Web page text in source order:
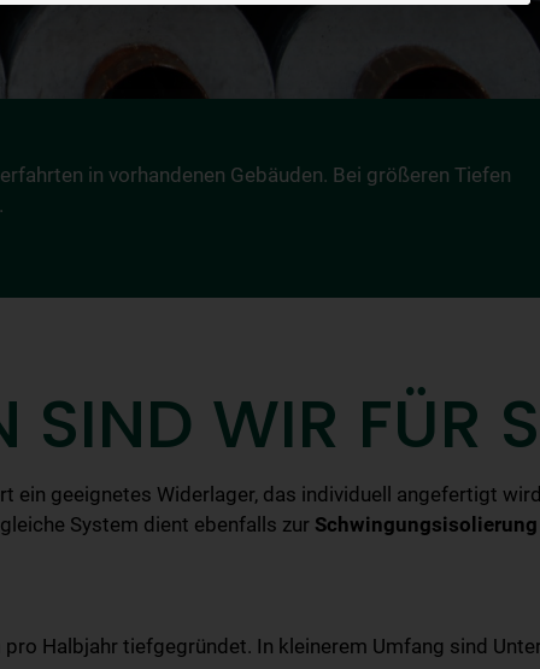
in vorhandenen Gebäuden. Bei größeren Tiefen
SIND WIR FÜR
ein geeignetes Widerlager, das individuell angefertigt
System dient ebenfalls zur Schwingungsisolierung
Halbjahr tiefgegründet. In kleinerem Umfang sind